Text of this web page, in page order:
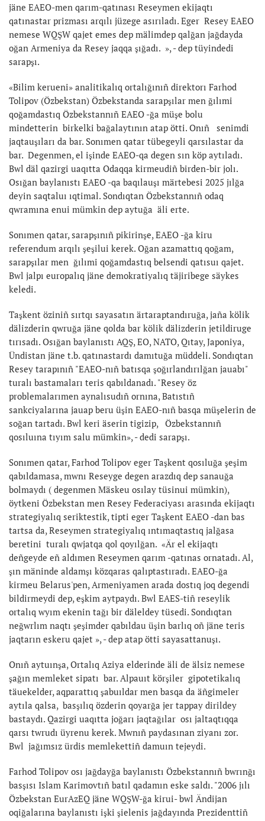
jäne EAEO-men qarım-qatınası Reseymen ekijaqtı
qatınastar prizması arqılı jüzege asırıladı. Eger Resey EAEO
nemese WQŞW qajet emes dep mälimdep qalğan jağdayda
oğan Armeniya da Resey jaqqa şığadı. », - dep tüyindedi
sarapşı.
«Bilim kerueni» analitikalıq ortalığınıñ direktorı Farhod
Tolipov (Özbekstan) Özbekstanda sarapşılar men ğılımi
qoğamdastıq Özbekstannıñ EAEO -ğa müşe bolu
mindetterin birkelki bağalaytının atap ötti. Onıñ senimdi
jaqtauşıları da bar. Sonımen qatar tübegeyli qarsılastar da
bar. Degenmen, el işinde EAEO-qa degen sın köp aytıladı.
Bwl däl qazirgi uaqıtta Odaqqa kirmeudiñ birden-bir jolı.
Osığan baylanıstı EAEO -qa baqılauşı märtebesi 2025 jılğa
deyin saqtaluı ıqtimal. Sondıqtan Özbekstannıñ odaq
qwramına enui mümkin dep aytuğa äli erte.
Sonımen qatar, sarapşınıñ pikirinşe, EAEO -ğa kiru
referendum arqılı şeşilui kerek. Oğan azamattıq qoğam,
sarapşılar men ğılımi qoğamdastıq belsendi qatısuı qajet.
Bwl jalpı europalıq jäne demokratiyalıq täjiribege säykes
keledi.
Taşkent öziniñ sırtqı sayasatın ärtaraptandıruğa, jaña kölik
dälizderin qwruğa jäne qolda bar kölik dälizderin jetildiruge
tırısadı. Osığan baylanıstı AQŞ, EO, NATO, Qıtay, Japoniya,
Ündistan jäne t.b. qatınastardı damıtuğa müddeli. Sondıqtan
Resey tarapınıñ "EAEO-nıñ batısqa şoğırlandırılğan jauabı"
turalı bastamaları teris qabıldanadı. "Resey öz
problemalarımen aynalısudıñ ornına, Batıstıñ
sankciyalarına jauap beru üşin EAEO-nıñ basqa müşelerin de
soğan tartadı. Bwl keri äserin tigizip, Özbekstannıñ
qosıluına tıyım salu mümkin», - dedi sarapşı.
Sonımen qatar, Farhod Tolipov eger Taşkent qosıluğa şeşim
qabıldamasa, mwnı Reseyge degen arazdıq dep sanauğa
bolmaydı ( degenmen Mäskeu osılay tüsinui mümkin),
öytkeni Özbekstan men Resey Federaciyası arasında ekijaqtı
strategiyalıq seriktestik, tipti eger Taşkent EAEO -dan bas
tartsa da, Reseymen strategiyalıq ıntımaqtastıq jalğasa
beretini turalı qwjatqa qol qoyılğan. «Är el ekijaqtı
deñgeyde eñ aldımen Reseymen qarım -qatınas ornatadı. Al,
şın mäninde aldamşı közqaras qalıptastıradı. EAEO-ğa
kirmeu Belarus'pen, Armeniyamen arada dostıq joq degendi
bildirmeydi dep, eşkim aytpaydı. Bwl EAES-tiñ reseylik
ortalıq wyım ekenin tağı bir däleldey tüsedi. Sondıqtan
neğwrlım naqtı şeşimder qabıldau üşin barlıq oñ jäne teris
jaqtarın eskeru qajet », - dep atap ötti sayasattanuşı.
Onıñ aytuınşa, Ortalıq Aziya elderinde äli de älsiz nemese
şağın memleket sipatı bar. Alpauıt körşiler gipotetikalıq
täuekelder, aqparattıq şabuıldar men basqa da äñgimeler
aytıla qalsa, basşılıq özderin qoyarğa jer tappay dirildey
bastaydı. Qazirgi uaqıtta joğarı jaqtağılar osı jaltaqtıqqa
qarsı twrudı üyrenu kerek. Mwnıñ paydasınan ziyanı zor.
Bwl jağımsız ürdis memlekettiñ damuın tejeydi.
Farhod Tolipov osı jağdayğa baylanıstı Özbekstannıñ bwrınğı
basşısı Islam Karimovtıñ batıl qadamın eske saldı. "2006 jılı
Özbekstan EurAzEQ jäne WQŞW-ğa kirui- bwl Ändijan
oqiğalarına baylanıstı işki şielenis jağdayında Prezidenttiñ